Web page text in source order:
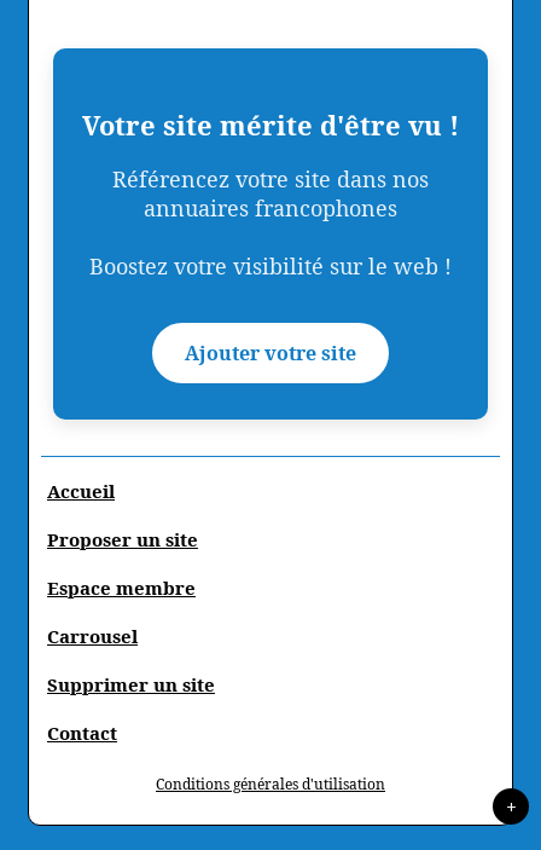
Votre site mérite d'être vu !
Référencez votre site dans nos
annuaires francophones
Boostez votre visibilité sur le web !
Ajouter votre site
Accueil
Proposer un site
Espace membre
Carrousel
Supprimer un site
Contact
Conditions générales d'utilisation
+